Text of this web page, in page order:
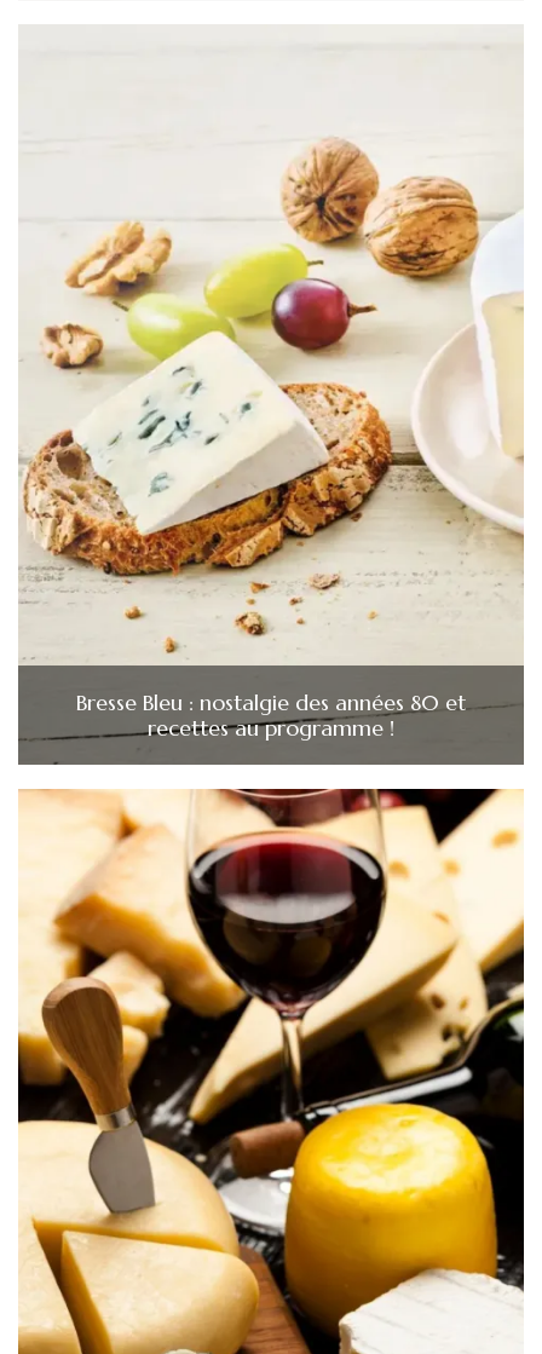
Bresse Bleu : nostalgie des années 80 et
recettes au programme !